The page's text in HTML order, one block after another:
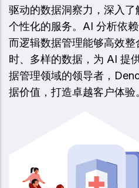
驱动的数据洞察力，深入了
个性化的服务。AI 分析依
而逻辑数据管理能够高效
时、多样的数据，为 AI 提
据管理领域的领导者，
据价值，打造卓越客户体验